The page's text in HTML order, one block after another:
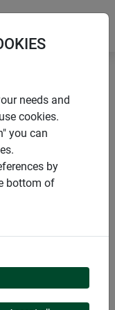
Z3 Chatière
needs and
cookies.
you can
by
bottom of